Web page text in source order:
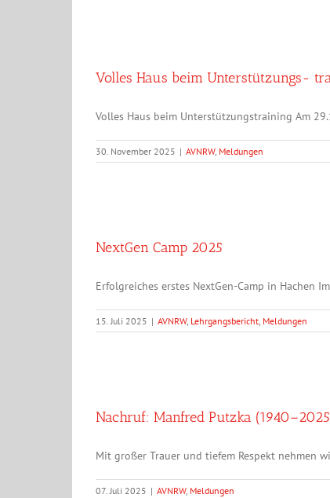
Volles Haus beim Unterstützungs-
Volles Haus beim Unterstützungstraining Am
30. November 2025 | AVNRW, Meldungen
NextGen Camp 2025
Erfolgreiches erstes NextGen-Camp in Hachen
15. Juli 2025 | AVNRW, Lehrgangsbericht, Meldungen
Nachruf: Manfred Putzka
Mit großer Trauer und tiefem Respekt nehmen
07. Juli 2025 | AVNRW, Meldungen